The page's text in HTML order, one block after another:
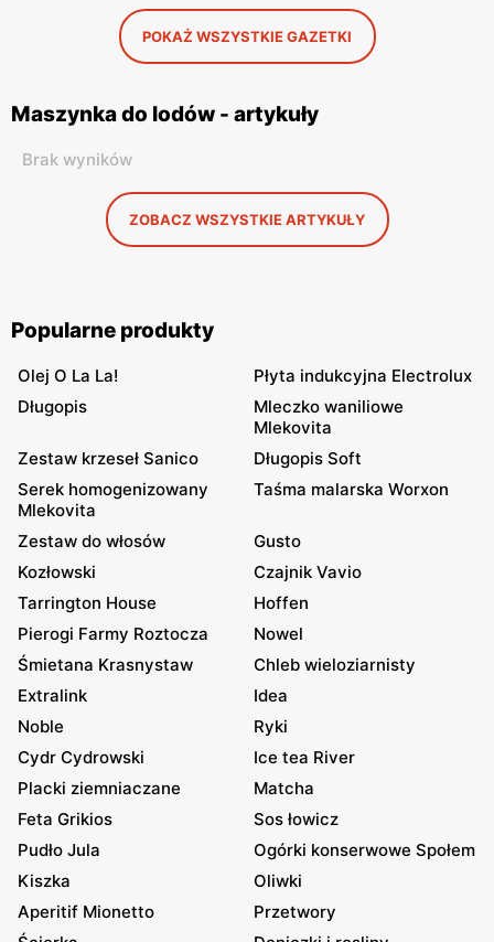
POKAŻ WSZYSTKIE GAZETKI
Maszynka do lodów - artykuły
Brak wyników
ZOBACZ WSZYSTKIE ARTYKUŁY
Popularne produkty
Olej O La La!
Płyta indukcyjna Electrolux
Długopis
Mleczko waniliowe
Mlekovita
Zestaw krzeseł Sanico
Długopis Soft
Serek homogenizowany
Mlekovita
Taśma malarska Worxon
Zestaw do włosów
Gusto
Kozłowski
Czajnik Vavio
Tarrington House
Hoffen
Pierogi Farmy Roztocza
Nowel
Śmietana Krasnystaw
Chleb wieloziarnisty
Extralink
Idea
Noble
Ryki
Cydr Cydrowski
Ice tea River
Placki ziemniaczane
Matcha
Feta Grikios
Sos łowicz
Pudło Jula
Ogórki konserwowe Społem
Kiszka
Oliwki
Aperitif Mionetto
Przetwory